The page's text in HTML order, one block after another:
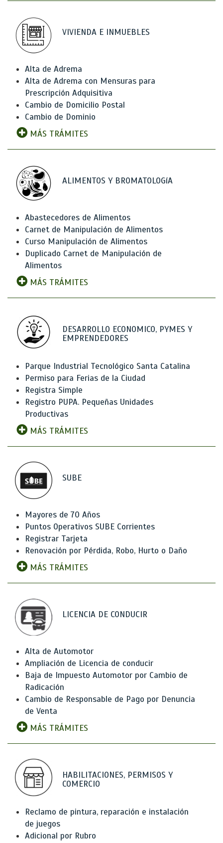
VIVIENDA E INMUEBLES
Alta de Adrema
Alta de Adrema con Mensuras para
Prescripción Adquisitiva
Cambio de Domicilio Postal
Cambio de Dominio
MÁS TRÁMITES
ALIMENTOS Y BROMATOLOGíA
Abastecedores de Alimentos
Carnet de Manipulación de Alimentos
Curso Manipulación de Alimentos
Duplicado Carnet de Manipulación de
Alimentos
MÁS TRÁMITES
DESARROLLO ECONOMICO, PYMES Y
EMPRENDEDORES
Parque Industrial Tecnológico Santa Catalina
Permiso para Ferias de la Ciudad
Registra Simple
Registro PUPA. Pequeñas Unidades
Productivas
MÁS TRÁMITES
SUBE
Mayores de 70 Años
Puntos Operativos SUBE Corrientes
Registrar Tarjeta
Renovación por Pérdida, Robo, Hurto o Daño
MÁS TRÁMITES
LICENCIA DE CONDUCIR
Alta de Automotor
Ampliación de Licencia de conducir
Baja de Impuesto Automotor por Cambio de
Radicación
Cambio de Responsable de Pago por Denuncia
de Venta
MÁS TRÁMITES
HABILITACIONES, PERMISOS Y
COMERCIO
Reclamo de pintura, reparación e instalación
de juegos
Adicional por Rubro